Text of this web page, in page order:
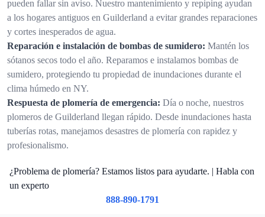
pueden fallar sin aviso. Nuestro mantenimiento y repiping ayudan
a los hogares antiguos en Guilderland a evitar grandes reparaciones
y cortes inesperados de agua.
Reparación e instalación de bombas de sumidero: Mantén los
sótanos secos todo el año. Reparamos e instalamos bombas de
sumidero, protegiendo tu propiedad de inundaciones durante el
clima húmedo en NY.
Respuesta de plomería de emergencia: Día o noche, nuestros
plomeros de Guilderland llegan rápido. Desde inundaciones hasta
tuberías rotas, manejamos desastres de plomería con rapidez y
profesionalismo.
¿Problema de plomería? Estamos listos para ayudarte. | Habla con
un experto
888-890-1791